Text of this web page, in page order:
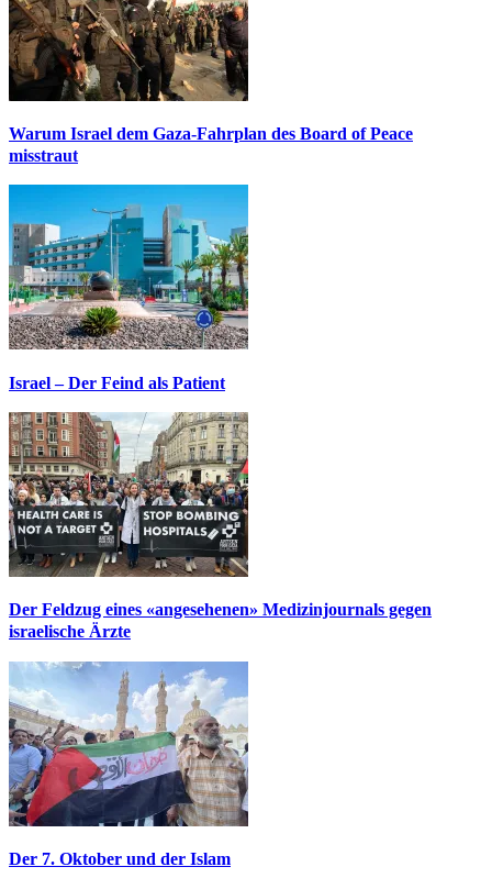
Warum Israel dem Gaza-Fahrplan des Board of Peace
misstraut
Israel – Der Feind als Patient
Der Feldzug eines «angesehenen» Medizinjournals gegen
israelische Ärzte
Der 7. Oktober und der Islam